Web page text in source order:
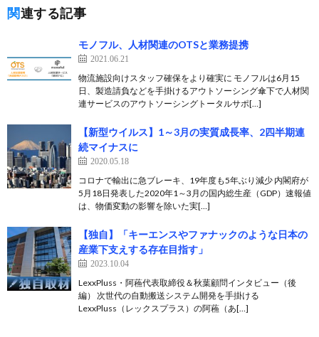
関連する記事
モノフル、人材関連のOTSと業務提携
2021.06.21
物流施設向けスタッフ確保をより確実に モノフルは6月15
日、製造請負などを手掛けるアウトソーシング傘下で人材関
連サービスのアウトソーシングトータルサポ[…]
【新型ウイルス】1～3月の実質成長率、2四半期連
続マイナスに
2020.05.18
コロナで輸出に急ブレーキ、19年度も5年ぶり減少 内閣府が
5月18日発表した2020年1～3月の国内総生産（GDP）速報値
は、物価変動の影響を除いた実[…]
【独自】「キーエンスやファナックのような日本の
産業下支えする存在目指す」
2023.10.04
LexxPluss・阿蘓代表取締役＆秋葉顧問インタビュー（後
編） 次世代の自動搬送システム開発を手掛ける
LexxPluss（レックスプラス）の阿蘓（あ[…]